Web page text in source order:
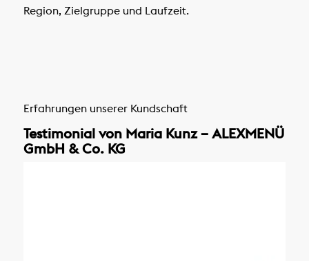
Region, Zielgruppe und Laufzeit.
Erfahrungen unserer Kundschaft
Testimonial von Maria Kunz – ALEXMENÜ
GmbH & Co. KG